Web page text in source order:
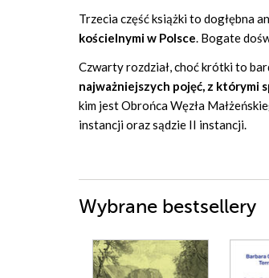
Trzecia część książki to dogłębna
kościelnymi w Polsce. Bogate
Czwarty rozdział, choć krótki to
najważniejszych pojęć, z którymi
kim jest Obrońca Węzła
instancji oraz sądzie II instancji.
Wybrane bestsellery